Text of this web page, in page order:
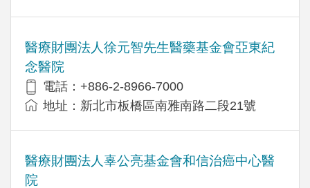
醫療財團法人徐元智先生醫藥基金會亞東紀
念醫院
電話：+886-2-8966-7000
地址：新北市板橋區南雅南路二段21號
醫療財團法人辜公亮基金會和信治癌中心醫
院